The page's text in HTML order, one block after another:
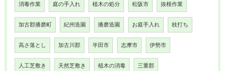
消毒作業 庭の手入れ 植木の処分 松阪市 抜根作業
加古郡播磨町 紀州造園 播磨造園 お庭手入れ 枝打ち
高さ落とし 加古川郡 半田市 志摩市 伊勢市
人工芝敷き 天然芝敷き 植木の消毒 三重郡